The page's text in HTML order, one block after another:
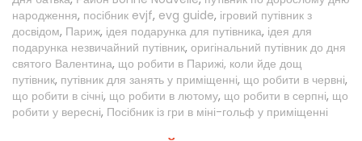
народження, посібник evjf, evg guide, ігровий путівник з
досвідом, Париж, ідея подарунка для путівника, ідея для
подарунка незвичайний путівник, оригінальний путівник до дня
святого Валентина, що робити в Парижі, коли йде дощ
путівник, путівник для занять у приміщенні, що робити в червні,
що робити в січні, що робити в лютому, що робити в серпні, що
робити у вересні, Посібник із гри в міні-гольф у приміщенні